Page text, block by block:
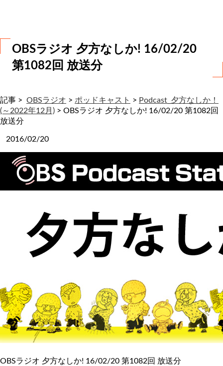
OBSラジオ 夕方なしか! 16/02/20
第1082回 放送分
記事 > OBSラジオ > ポッドキャスト > Podcast_夕方なしか！
(～2022年12月) > OBSラジオ 夕方なしか! 16/02/20 第1082回
放送分
2016/02/20
OBSラジオ 夕方なしか! 16/02/20 第1082回 放送分